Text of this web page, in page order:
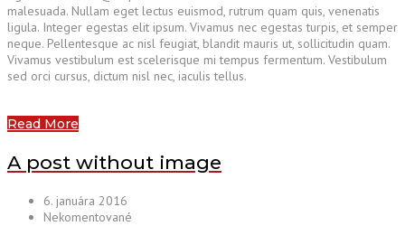
malesuada. Nullam eget lectus euismod, rutrum quam quis, venenatis
ligula. Integer egestas elit ipsum. Vivamus nec egestas turpis, et semper
neque. Pellentesque ac nisl feugiat, blandit mauris ut, sollicitudin quam.
Vivamus vestibulum est scelerisque mi tempus fermentum. Vestibulum
sed orci cursus, dictum nisl nec, iaculis tellus.
Read More
A post without image
6. januára 2016
Nekomentované